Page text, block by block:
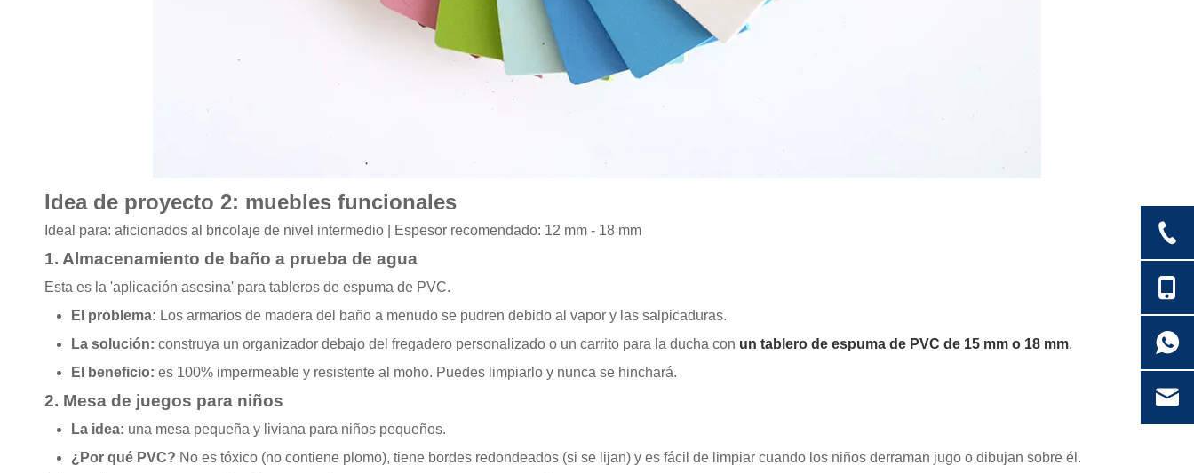
Idea de proyecto 2: muebles funcionales
Ideal para: aficionados al bricolaje de nivel intermedio | Espesor recomendado: 12 mm - 18 mm
1. Almacenamiento de baño a prueba de agua
Esta es la 'aplicación asesina' para tableros de espuma de PVC.
El problema: Los armarios de madera del baño a menudo se pudren debido al vapor y las salpicaduras.
La solución: construya un organizador debajo del fregadero personalizado o un carrito para la ducha con un tablero de espuma de PVC de 15 mm o 18 mm.
El beneficio: es 100% impermeable y resistente al moho. Puedes limpiarlo y nunca se hinchará.
2. Mesa de juegos para niños
La idea: una mesa pequeña y liviana para niños pequeños.
¿Por qué PVC? No es tóxico (no contiene plomo), tiene bordes redondeados (si se lijan) y es fácil de limpiar cuando los niños derraman jugo o dibujan sobre él.